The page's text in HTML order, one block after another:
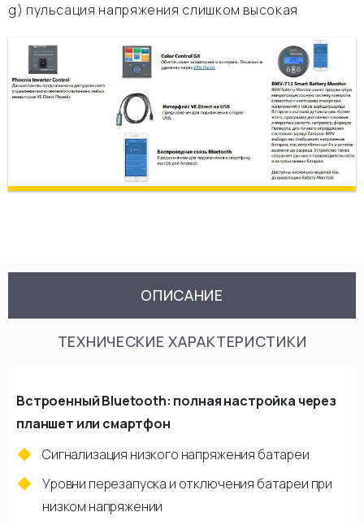
g) пульсация напряжения слишком высокая
ОПИСАНИЕ
ТЕХНИЧЕСКИЕ ХАРАКТЕРИСТИКИ
Встроенный Bluetooth: полная настройка через
планшет или смартфон
Сигнализация низкого напряжения батареи
Уровни перезапуска и отключения батареи при
низком напряжении